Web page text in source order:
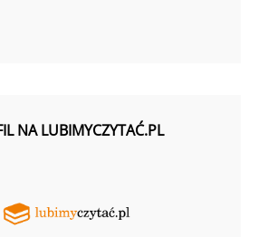
NA LUBIMYCZYTAĆ.PL